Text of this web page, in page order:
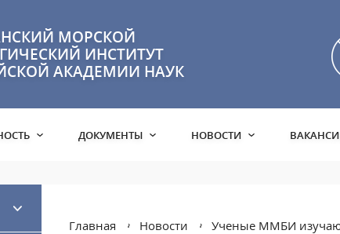
МОРСКОЙ
ИНСТИТУТ
АКАДЕМИИ НАУК
ДОКУМЕНТЫ НОВОСТИ
Главная Новости Ученые ММБИ